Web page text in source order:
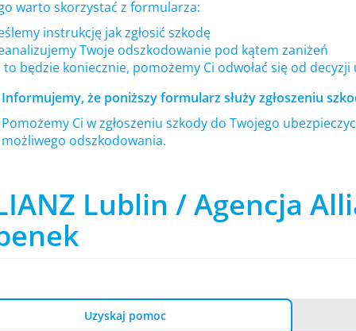
warto skorzystać z formularza:
instrukcję jak zgłosić szkodę
Twoje odszkodowanie pod kątem zaniżeń
będzie koniecznie, pomożemy Ci odwołać się od decyzji
Informujemy, że poniższy formularz służy zgłoszeniu
Pomożemy Ci w zgłoszeniu szkody do Twojego
możliwego odszkodowania.
Lublin / Agencja
Uzyskaj pomoc